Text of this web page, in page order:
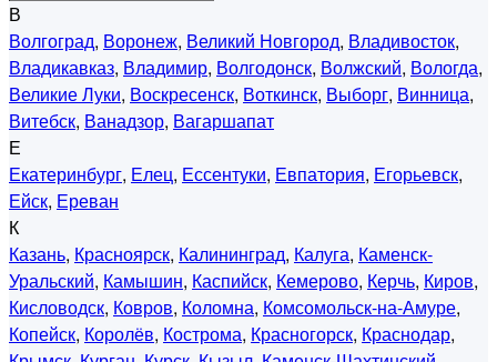
В
Волгоград, Воронеж, Великий Новгород, Владивосток,
Владикавказ, Владимир, Волгодонск, Волжский, Вологда,
Великие Луки, Воскресенск, Воткинск, Выборг, Винница,
Витебск, Ванадзор, Вагаршапат
Е
Екатеринбург, Елец, Ессентуки, Евпатория, Егорьевск,
Ейск, Ереван
К
Казань, Красноярск, Калининград, Калуга, Каменск-
Уральский, Камышин, Каспийск, Кемерово, Керчь, Киров,
Кисловодск, Ковров, Коломна, Комсомольск-на-Амуре,
Копейск, Королёв, Кострома, Красногорск, Краснодар,